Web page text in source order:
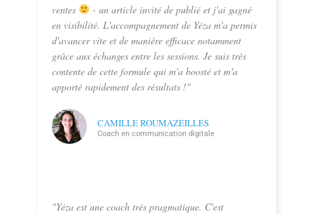
ventes
- un article invité de publié et j'ai gagné
en visibilité. L'accompagnement de Yéza m'a permis
d'avancer vite et de manière efficace notamment
grâce aux échanges entre les sessions. Je suis très
contente de cette formule qui m'a boosté et m'a
apporté rapidement des résultats !"
CAMILLE ROUMAZEILLES
Coach en communication digitale
"Yéza est une coach très pragmatique. C'est